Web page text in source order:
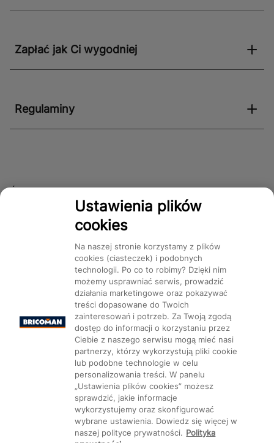
Zapłać jak Ci wygodniej
Regulaminy
Śledź nas!
Mapa Strony: Kategorie Produkty Marki CMS
Ustawienia plików cookie
Ustawienia plików
cookies
Na naszej stronie korzystamy z plików
cookies (ciasteczek) i podobnych
technologii. Po co to robimy? Dzięki nim
możemy usprawniać serwis, prowadzić
działania marketingowe oraz pokazywać
treści dopasowane do Twoich
zainteresowań i potrzeb. Za Twoją zgodą
dostęp do informacji o korzystaniu przez
Ciebie z naszego serwisu mogą mieć nasi
partnerzy, którzy wykorzystują pliki cookie
lub podobne technologie w celu
personalizowania treści. W panelu
„Ustawienia plików cookies” możesz
sprawdzić, jakie informacje
wykorzystujemy oraz skonfigurować
wybrane ustawienia. Dowiedz się więcej w
naszej polityce prywatności. Polityka